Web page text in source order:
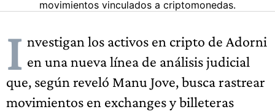
movimientos vinculados a criptomonedas.
I nvestigan los activos en cripto de Adorni
en una nueva línea de análisis judicial
que, según reveló Manu Jove, busca rastrear
movimientos en exchanges y billeteras